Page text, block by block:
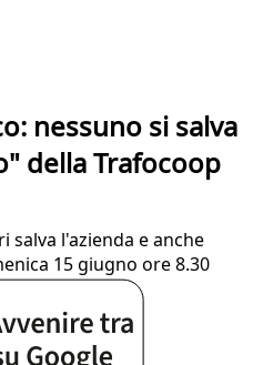
nessuno si salva
della Trafocoop
salva l'azienda e anche
15 giugno ore 8.30